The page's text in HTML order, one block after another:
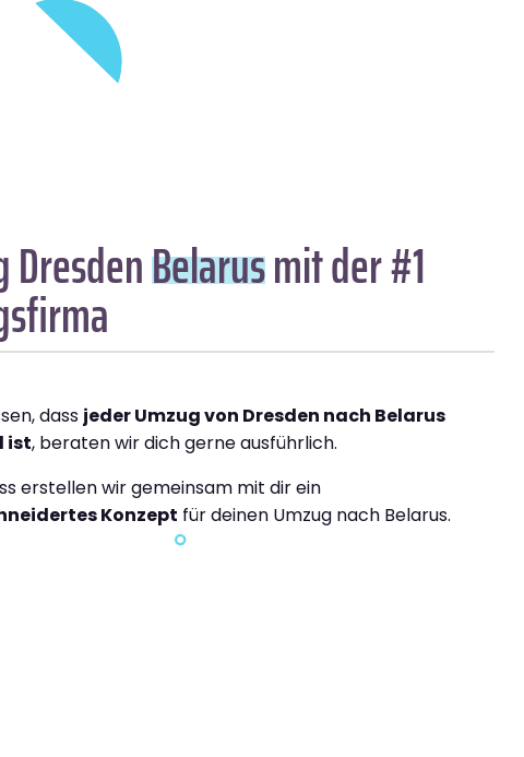
DresdenBelarusmit der #1
dass jeder Umzug von Dresden nach Belarus
ist, beraten wir dich gerne ausführlich.
erstellen wir gemeinsam mit dir ein
Konzept für deinen Umzug nach Belarus.